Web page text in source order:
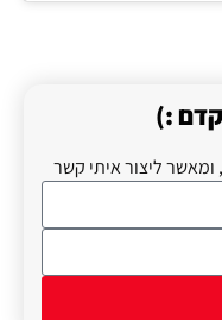
:)
, ומאשר ליצור איתי קשר